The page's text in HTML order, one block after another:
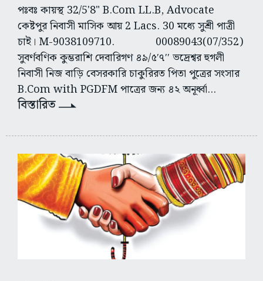
পঃবঃ কায়স্থ 32/5'8" B.Com LL.B, Advocate
কেষ্টপুর নিবাসী মাসিক আয় 2 Lacs. 30 মধ্যে সুশ্রী পাত্রী
চাই। M-9038109710. 00089043(07/352)
সুবর্ণবণিক কুম্ভরাশি দেবারিগণ ৪৯/৫′৭′′ ভদ্রেশ্বর হুগলী
নিবাসী নিজ বাড়ি বেসরকারি চাকুরিরত পিতা পুত্রের সংসার
B.Com with PGDFM পাত্রের জন্য ৪২ অনূর্ধ্বা...
বিস্তারিত